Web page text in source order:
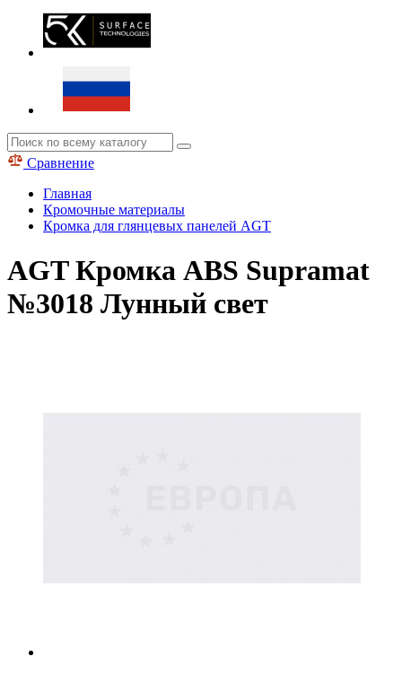
Сравнение
Главная
Кромочные материалы
Кромка для глянцевых панелей AGT
AGT Кромка ABS Supramat
№3018 Лунный свет